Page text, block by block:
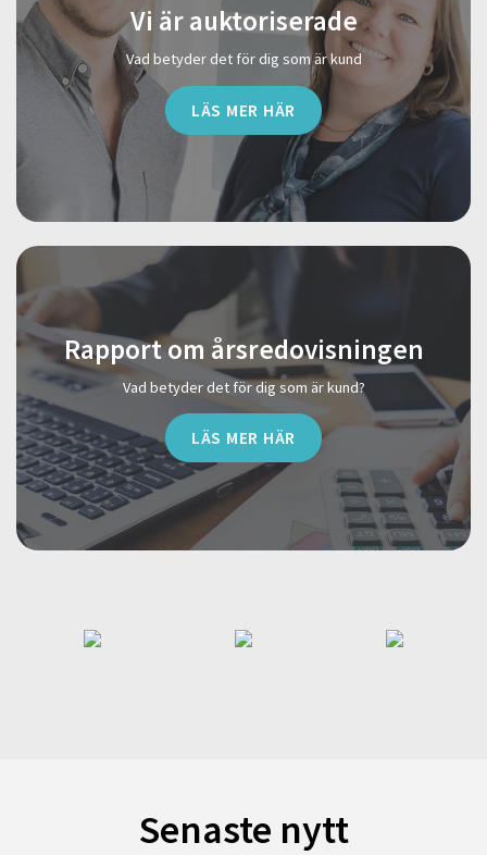
Vi är auktoriserade
Vad betyder det för dig som är kund
LÄS MER HÄR
Rapport om årsredovisningen
Vad betyder det för dig som är kund?
LÄS MER HÄR
Senaste nytt